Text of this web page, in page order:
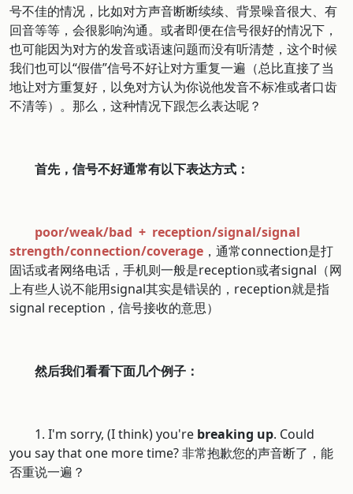
号不佳的情况，比如对方声音断断续续、背景噪音很大、有
回音等等，会很影响沟通。或者即便在信号很好的情况下，
也可能因为对方的发音或语速问题而没有听清楚，这个时候
我们也可以“假借”信号不好让对方重复一遍（总比直接了当
地让对方重复好，以免对方认为你说他发音不标准或者口齿
不清等）。那么，这种情况下跟怎么表达呢？
首先，信号不好通常有以下表达方式：
poor/weak/bad + reception/signal/signal
strength/connection/coverage ，通常connection是打
固话或者网络电话，手机则一般是reception或者signal（网
上有些人说不能用signal其实是错误的，reception就是指
signal reception，信号接收的意思）
然后我们看看下面几个例子：
1. I'm sorry, (I think) you're breaking up. Could
you say that one more time? 非常抱歉您的声音断了，能
否重说一遍？